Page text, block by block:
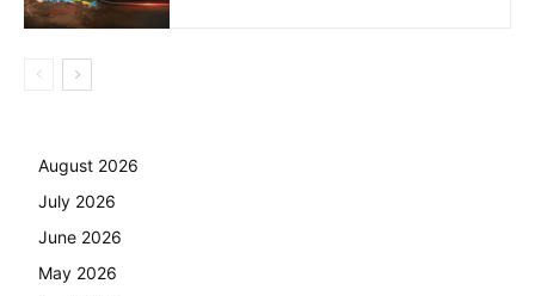
August 2026
July 2026
June 2026
May 2026